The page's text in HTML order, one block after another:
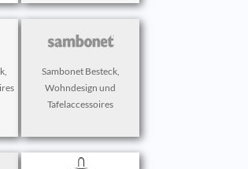
Sambonet Besteck,
Wohndesign und
Tafelaccessoires